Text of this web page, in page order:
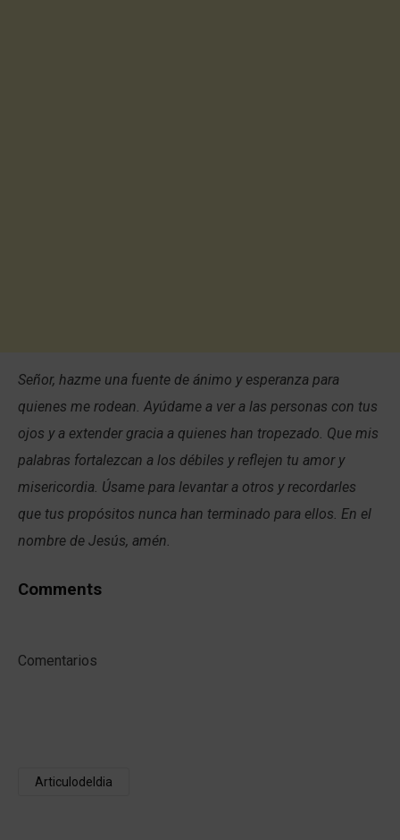
Señor, hazme una fuente de ánimo y esperanza para
quienes me rodean. Ayúdame a ver a las personas con tus
ojos y a extender gracia a quienes han tropezado. Que mis
palabras fortalezcan a los débiles y reflejen tu amor y
misericordia. Úsame para levantar a otros y recordarles
que tus propósitos nunca han terminado para ellos. En el
nombre de Jesús, amén.
Comments
Comentarios
Articulodeldia